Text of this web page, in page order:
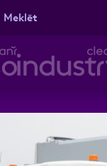
Meklēt